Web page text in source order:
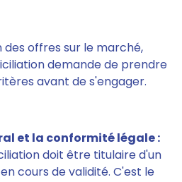
offres sur le marché,
demande de prendre
avant de s'engager.
et la conformité légale :
doit être titulaire d'un
cours de validité. C'est le